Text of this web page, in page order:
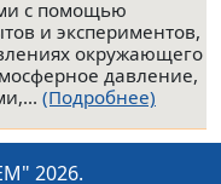
с помощью
и экспериментов,
окружающего
давление,
(Подробнее)
2026.